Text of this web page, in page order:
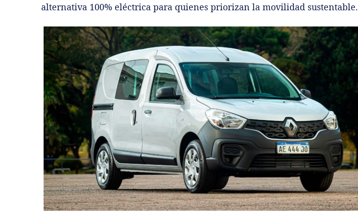
alternativa 100% eléctrica para quienes priorizan la movilidad sustentable.